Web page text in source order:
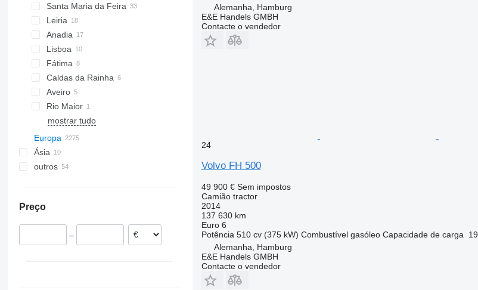
FM 500
Santa Maria da Feira
Leiria
Anadia
Lisboa
Fátima
Caldas da Rainha
Aveiro
Rio Maior
mostrar tudo
Europa
Polónia
Alemanha
Dusseldorf
Bélgica
Ásia
Emirados Árabes Unidos
outros
Chile
Preço
–
Alemanha, Hamburg
E&E Handels GMBH
Contacte o vendedor
24
Volvo FH 500
49 900 € Sem impostos
Camião tractor
2014
137 630 km
Euro 6
Potência 510 cv (375 kW) Combustível gasóleo Capacidade de carga
Alemanha, Hamburg
E&E Handels GMBH
Contacte o vendedor